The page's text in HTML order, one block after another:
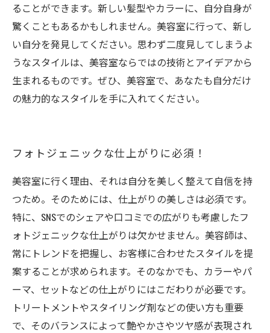
ることができます。新しい髪型やカラーに、自分自身が
驚くこともあるかもしれません。美容室に行って、新し
い自分を発見してください。思わず二度見してしまうよ
うなスタイルは、美容室ならではの技術とアイデアから
生まれるものです。ぜひ、美容室で、あなたも自分だけ
の魅力的なスタイルを手に入れてください。
フォトジェニックな仕上がりに必須！
美容室に行く理由、それは自分を美しく整えて自信を持
つため。そのためには、仕上がりの美しさは必須です。
特に、SNSでのシェアや口コミでの広がりも考慮したフ
ォトジェニックな仕上がりは欠かせません。美容師は、
常にトレンドを把握し、お客様に合わせたスタイルを提
案することが求められます。そのなかでも、カラーやパ
ーマ、セットなどの仕上がりにはこだわりが必要です。
トリートメントやスタイリング剤などの使い方も重要
で、そのバランスによって艶やかさやツヤ感が表現され